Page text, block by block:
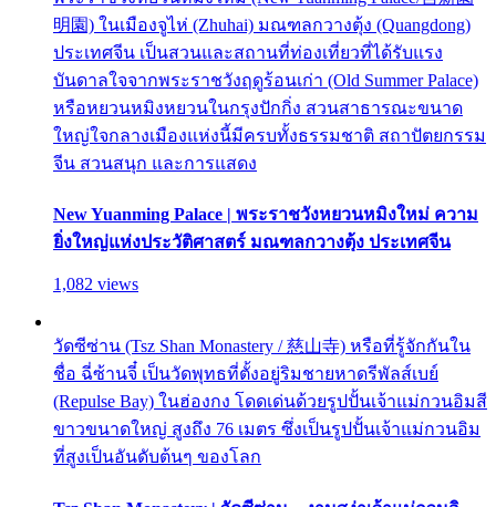
明園) ในเมืองจูไห่ (Zhuhai) มณฑลกวางตุ้ง (Quangdong)
ประเทศจีน เป็นสวนและสถานที่ท่องเที่ยวที่ได้รับแรง
บันดาลใจจากพระราชวังฤดูร้อนเก่า (Old Summer Palace)
หรือหยวนหมิงหยวนในกรุงปักกิ่ง สวนสาธารณะขนาด
ใหญ่ใจกลางเมืองแห่งนี้มีครบทั้งธรรมชาติ สถาปัตยกรรม
จีน สวนสนุก และการแสดง
New Yuanming Palace | พระราชวังหยวนหมิงใหม่ ความ
ยิ่งใหญ่แห่งประวัติศาสตร์ มณฑลกวางตุ้ง ประเทศจีน
1,082 views
วัดซีซ่าน (Tsz Shan Monastery / 慈山寺) หรือที่รู้จักกันใน
ชื่อ ฉี่ซ้านจี๋ เป็นวัดพุทธที่ตั้งอยู่ริมชายหาดรีพัลส์เบย์
(Repulse Bay) ในฮ่องกง โดดเด่นด้วยรูปปั้นเจ้าแม่กวนอิมสี
ขาวขนาดใหญ่ สูงถึง 76 เมตร ซึ่งเป็นรูปปั้นเจ้าแม่กวนอิม
ที่สูงเป็นอันดับต้นๆ ของโลก